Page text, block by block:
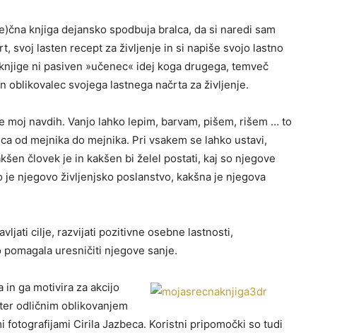
knjiga dejansko spodbuja bralca, da si naredi sam
svoj lasten recept za življenje in si napiše svojo lastno
ni pasiven »učenec« idej koga drugega, temveč
oblikovalec svojega lastnega načrta za življenje.
moj navdih. Vanjo lahko lepim, barvam, pišem, rišem … to
od mejnika do mejnika. Pri vsakem se lahko ustavi,
človek je in kakšen bi želel postati, kaj so njegove
je njegovo življenjsko poslanstvo, kakšna je njegova
cilje, razvijati pozitivne osebne lastnosti,
uresničiti njegove sanje.
in ga motivira za akcijo
odličnim oblikovanjem
fotografijami Cirila Jazbeca. Koristni pripomočki so tudi